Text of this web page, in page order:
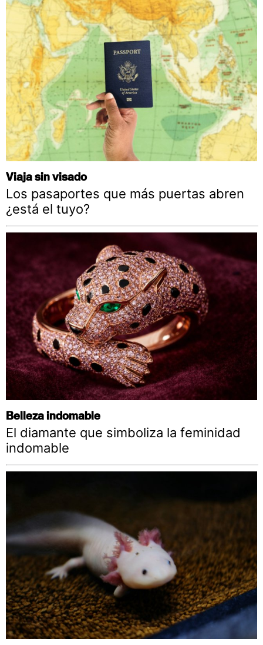
Viaja sin visado
Los pasaportes que más puertas abren
¿está el tuyo?
Belleza indomable
El diamante que simboliza la feminidad
indomable